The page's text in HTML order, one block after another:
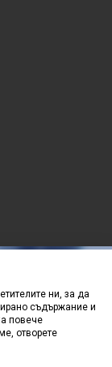
ни, за да
съдържание и
повече
отворете